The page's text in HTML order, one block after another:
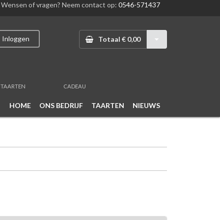
Wensen of vragen? Neem contact op: 0546-571437
Inloggen Totaal € 0,00
TAARTEN CADEAU
HOME ONS BEDRIJF TAARTEN NIEUWS